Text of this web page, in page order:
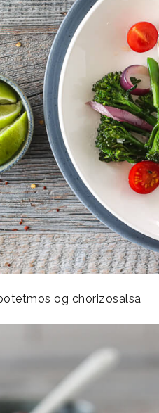
og chorizosalsa